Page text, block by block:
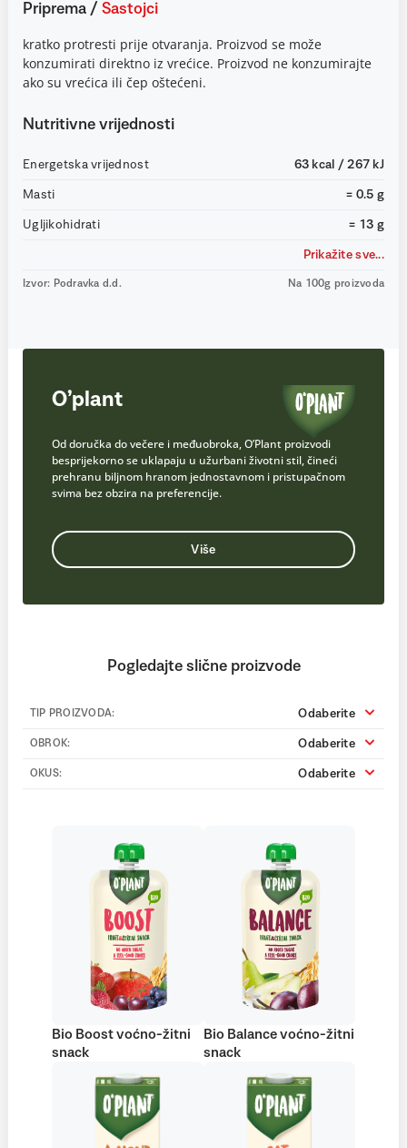
Priprema / Sastojci
kratko protresti prije otvaranja. Proizvod se može
konzumirati direktno iz vrećice. Proizvod ne konzumirajte
ako su vrećica ili čep oštećeni.
Nutritivne vrijednosti
Energetska vrijednost 63 kcal / 267 kJ
Masti = 0.5 g
Ugljikohidrati = 13 g
Prikažite sve...
Izvor: Podravka d.d. Na 100g proizvoda
O’plant
Od doručka do večere i međuobroka, O’Plant proizvodi
besprijekorno se uklapaju u užurbani životni stil, čineći
prehranu biljnom hranom jednostavnom i pristupačnom
svima bez obzira na preferencije.
Više
Pogledajte slične proizvode
TIP PROIZVODA: Odaberite
OBROK: Odaberite
OKUS: Odaberite
Bio Boost voćno-žitni
snack
Bio Balance voćno-žitni
snack